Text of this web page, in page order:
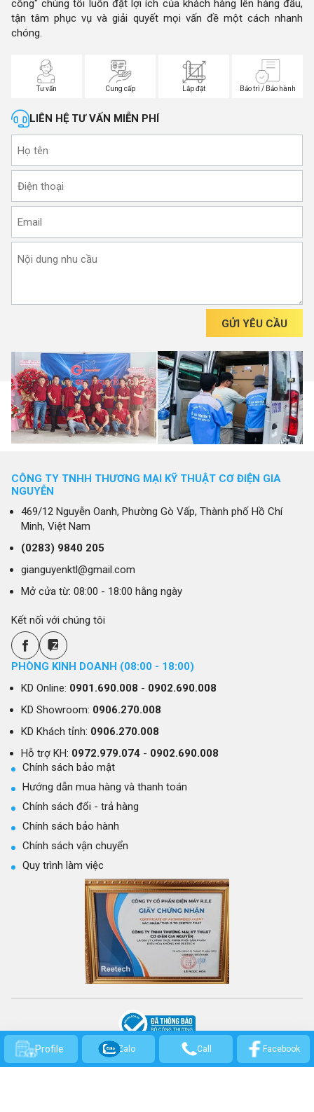
công" chúng tôi luôn đặt lợi ích của khách hàng lên hàng đầu,
tận tâm phục vụ và giải quyết mọi vấn đề một cách nhanh
chóng.
Tư vấn Cung cấp Lắp đặt Bảo trì / Bảo hành
LIÊN HỆ TƯ VẤN MIỄN PHÍ
GỬI YÊU CẦU
CÔNG TY TNHH THƯƠNG MẠI KỸ THUẬT CƠ ĐIỆN GIA
NGUYỄN
469/12 Nguyễn Oanh, Phường Gò Vấp, Thành phố Hồ Chí
Minh, Việt Nam
(0283) 9840 205
gianguyenktl@gmail.com
Mở cửa từ: 08:00 - 18:00 hằng ngày
Kết nối với chúng tôi
PHÒNG KINH DOANH (08:00 - 18:00)
KD Online: 0901.690.008 - 0902.690.008
KD Showroom: 0906.270.008
KD Khách tỉnh: 0906.270.008
Hỗ trợ KH: 0972.979.074- 0902.690.008
Chính sách bảo mật
Hướng dẫn mua hàng và thanh toán
Chính sách đổi - trả hàng
Chính sách bảo hành
Chính sách vận chuyển
Quy trình làm việc
CÔNG TY TNHH THƯƠNG MẠI KỸ THUẬT CƠ ĐIỆN GIA NGUYỄN
GPKD số: 0314301569 - Cấp ngày 21/03/2017 bởi Sở Kế hoạch và Đầu Tư
TP.HCM.
Profile Zalo Call Facebook